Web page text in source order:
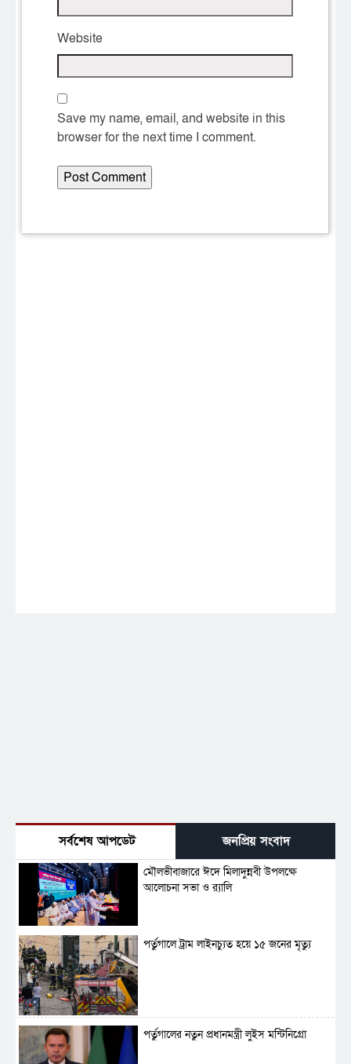
Website
Save my name, email, and website in this
browser for the next time I comment.
সর্বশেষ আপডেট জনপ্রিয় সংবাদ
মৌলভীবাজারে ঈদে মিলাদুন্নবী উপলক্ষে
আলোচনা সভা ও র‍্যালি
পর্তুগালে ট্রাম লাইনচ্যুত হয়ে ১৫ জনের মৃত্যু
পর্তুগালের নতুন প্রধানমন্ত্রী লুইস মন্টিনিগ্রো